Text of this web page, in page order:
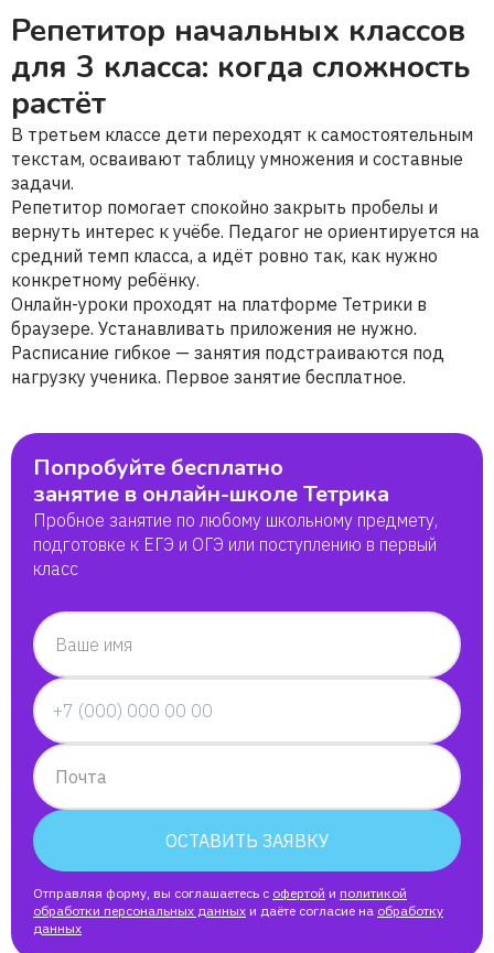
Репетитор начальных классов
для 3 класса: когда сложность
растёт
В третьем классе дети переходят к самостоятельным
текстам, осваивают таблицу умножения и составные
задачи.
Репетитор помогает спокойно закрыть пробелы и
вернуть интерес к учёбе. Педагог не ориентируется на
средний темп класса, а идёт ровно так, как нужно
конкретному ребёнку.
Онлайн-уроки проходят на платформе Тетрики в
браузере. Устанавливать приложения не нужно.
Расписание гибкое — занятия подстраиваются под
нагрузку ученика. Первое занятие бесплатное.
Попробуйте бесплатно
занятие в онлайн-школе Тетрика
Пробное занятие по любому школьному предмету,
подготовке к ЕГЭ и ОГЭ или поступлению в первый
класс
Ваше имя
Почта
ОСТАВИТЬ ЗАЯВКУ
Отправляя форму, вы соглашаетесь с офертой и политикой
обработки персональных данных и даёте согласие на обработку
данных